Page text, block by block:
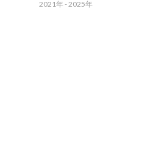
2021年-2025年